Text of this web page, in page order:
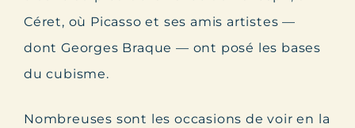
Céret, où Picasso et ses amis artistes —
dont Georges Braque — ont posé les bases
du cubisme.
Nombreuses sont les occasions de voir en la